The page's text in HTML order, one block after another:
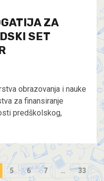
ZA
SET
obrazovanja i nauke
za finansiranje
predškolskog,
5 6 7 …
33